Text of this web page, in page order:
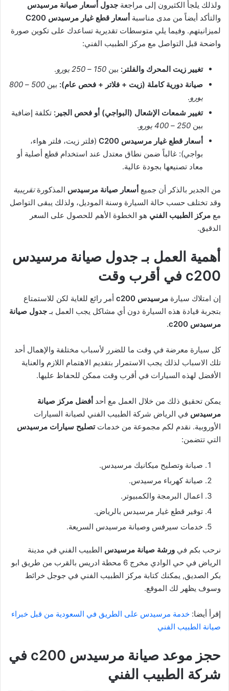
ولذلك يلجأ الكثيرون إلى مراجعة جدول أسعار صيانة مرسيدس
والتأكد أيضاً من مدى مناسبة أسعار قطع غيار مرسيدس C200
لميزانيتهم. وفيما يلي متوسطات تقديرية تساعدك على تكوين صورة
واضحة قبل التواصل مع مركز الطبيب الفني:
تغيير زيت المحرك والفلتر: بين 150 – 250 يورو
.
صيانة دورية كاملة (زيت + فلاتر + فحص عام): بين
500 – 800
يورو.
تغيير شمعات الإشعال (البواجي) أو فحص الجير: تكلفة إضافية
بين 250 – 400 يورو
.
أسعار قطع غيار مرسيدس C200
(فلتر زيت، فلتر هواء،
بواجي): غالباً ضمن نطاق معتدل عند استخدام قطع أصلية أو
معاد تصنيعها بجودة عالية.
من الجدير بالذكر أن جميع أسعار صيانة مرسيدس المذكورةتقريبية
وقد تختلف حسب حالة السيارة وسنة الموديل، ولذلك يبقى التواصل
مع مركز الطبيب الفني هو الخطوة الأهم للحصول على السعر
الدقيق.
أهمية العمل بـ جدول صيانة مرسيدس
c200 في أقرب وقت
إن امتلاك سيارة مرسيدس c200
أمر رائع للغاية لكن للاستمتاع
بتجربة قيادة هذه السيارة دون أي مشاكل يجب العمل بـجدول صيانة
مرسيدس c200
.
كل سيارة معرضة في وقت ما للضرر لأسباب مختلفة والإهمال أحد
تلك الاسباب لذلك يجب الاستمرار بتقديم الاهتمام اللازم والعناية
الأفضل لهذه السيارات في أقرب وقت ممكن للحفاظ عليها.
يمكن تحقيق ذلك من خلال العمل مع أحد أفضل مركز صيانة
مرسيدس في الرياض شركة الطبيب الفني لصيانة السيارات
الأوروبية. نقدم لكم مجموعة من خدماتتصليح سيارات مرسيدس
التي تتضمن:
صيانة وتصليح ميكانيك مرسيدس.
صيانة كهرباء مرسيدس.
اعمال البرمجة والكمبيوتر.
توفير قطع غيار مرسيدس بالرياض.
خدمات سيرفس وصيانة مرسيدس السريعة.
نرحب بكم في ورشة صيانة مرسيدس الطبيب الفني في مدينة
الرياض في حي الوادي مخرج 6 محطة ادريس بالقرب من طريق ابو
بكر الصديق, يمكنك كتابة مركز الطبيب الفني في جوجل خرائط
وسوف يظهر لك الموقع.
إقرأ أيضا: خدمة مرسيدس على الطريق في السعودية من قبل خبراء
صيانة الطبيب الفني
حجز موعد صيانة مرسيدس c200
في
شركة الطبيب الفني